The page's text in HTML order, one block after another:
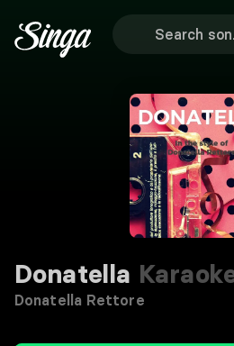
Donatella
Donatella Rettore